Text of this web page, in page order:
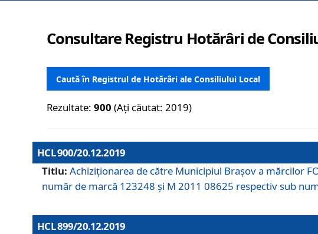
Consultare Registru Hotărâri de
Caută în Registrul de Hotărâri ale Consiliului Local
Rezultate:900 (Ați căutat: 2019)
HCL 900/20.12.2019
Titlu: Achiziționarea de către Municipiul Brașov a mărcilor
număr de marcă 123248 și M 2011 08625 respectiv sub
HCL 899/20.12.2019